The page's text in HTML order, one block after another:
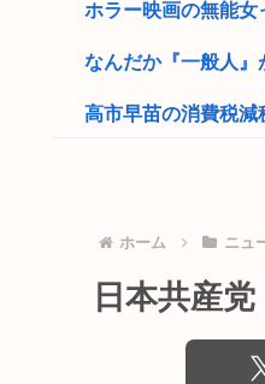
ホラー映画の無能女
なんだか『一般人』
高市早苗の消費税
【人類滅亡】テス
35歳私、>>5で処女
ホーム ニュ
日本共産